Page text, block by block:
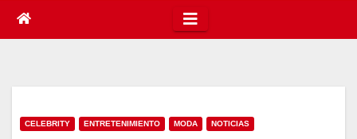
CELEBRITY ENTRETENIMIENTO MODA NOTICIAS